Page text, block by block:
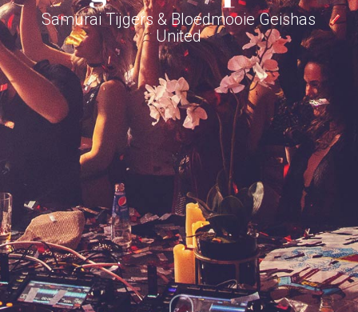
Samurai Tijgers & Bloedmooie Geishas
United